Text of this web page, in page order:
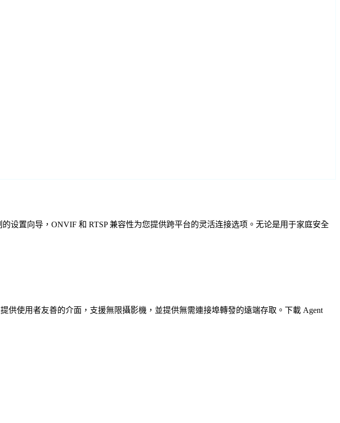
设置向导，ONVIF 和 RTSP 兼容性为您提供跨平台的灵活连接选项。无论是用于家庭安全
使用者友善的介面，支援無限攝影機，並提供無需連接埠轉發的遠端存取。下載 Agent